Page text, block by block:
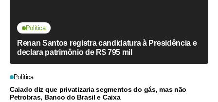
Política
Renan Santos registra candidatura à Presidência e
declara patrimônio de R$ 795 mil
Política
Caiado diz que privatizaria segmentos do gás, mas não
Petrobras, Banco do Brasil e Caixa